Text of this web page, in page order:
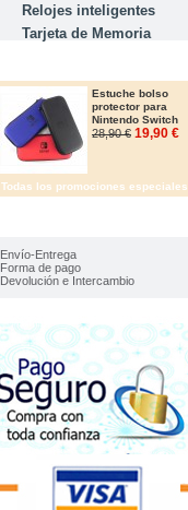
Relojes inteligentes
Tarjeta de Memoria
Estuche bolso
protector para
Nintendo Switch
28,90 € 19,90 €
Todas los promociones especiales
Envío-Entrega
Forma de pago
Devolución e Intercambio